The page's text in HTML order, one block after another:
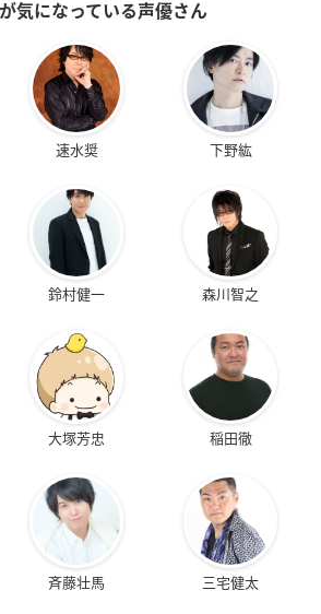
気になっている声優さん
速水奨 下野紘
鈴村健一 森川智之
大塚芳忠 稲田徹
斉藤壮馬 三宅健太